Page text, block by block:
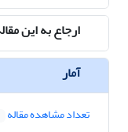
ارجاع به این
آمار
تعداد مشاهده مقاله